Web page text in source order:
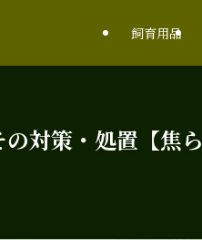
飼育用品
対策・処置【焦ら